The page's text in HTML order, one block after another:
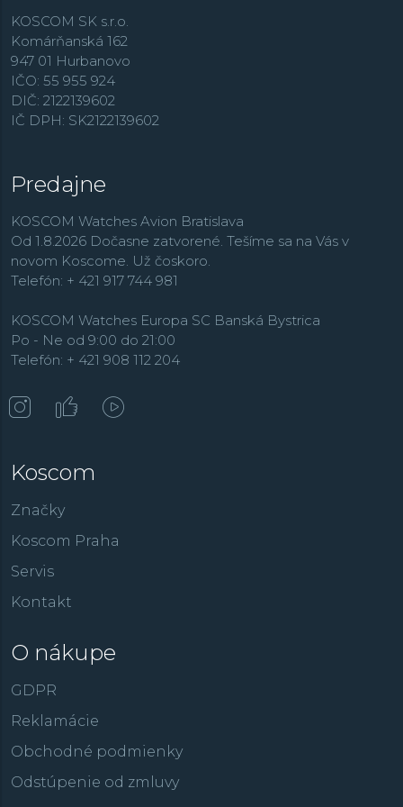
KOSCOM SK s.r.o.
Komárňanská 162
947 01 Hurbanovo
IČO: 55 955 924
DIČ: 2122139602
IČ DPH: SK2122139602
Predajne
KOSCOM Watches Avion Bratislava
Od 1.8.2026 Dočasne zatvorené. Tešíme sa na Vás v
novom Koscome. Už čoskoro.
Telefón: + 421 917 744 981
KOSCOM Watches Europa SC Banská Bystrica
Po - Ne od 9:00 do 21:00
Telefón: + 421 908 112 204
Koscom
Značky
Koscom Praha
Servis
Kontakt
O nákupe
GDPR
Reklamácie
Obchodné podmienky
Odstúpenie od zmluvy